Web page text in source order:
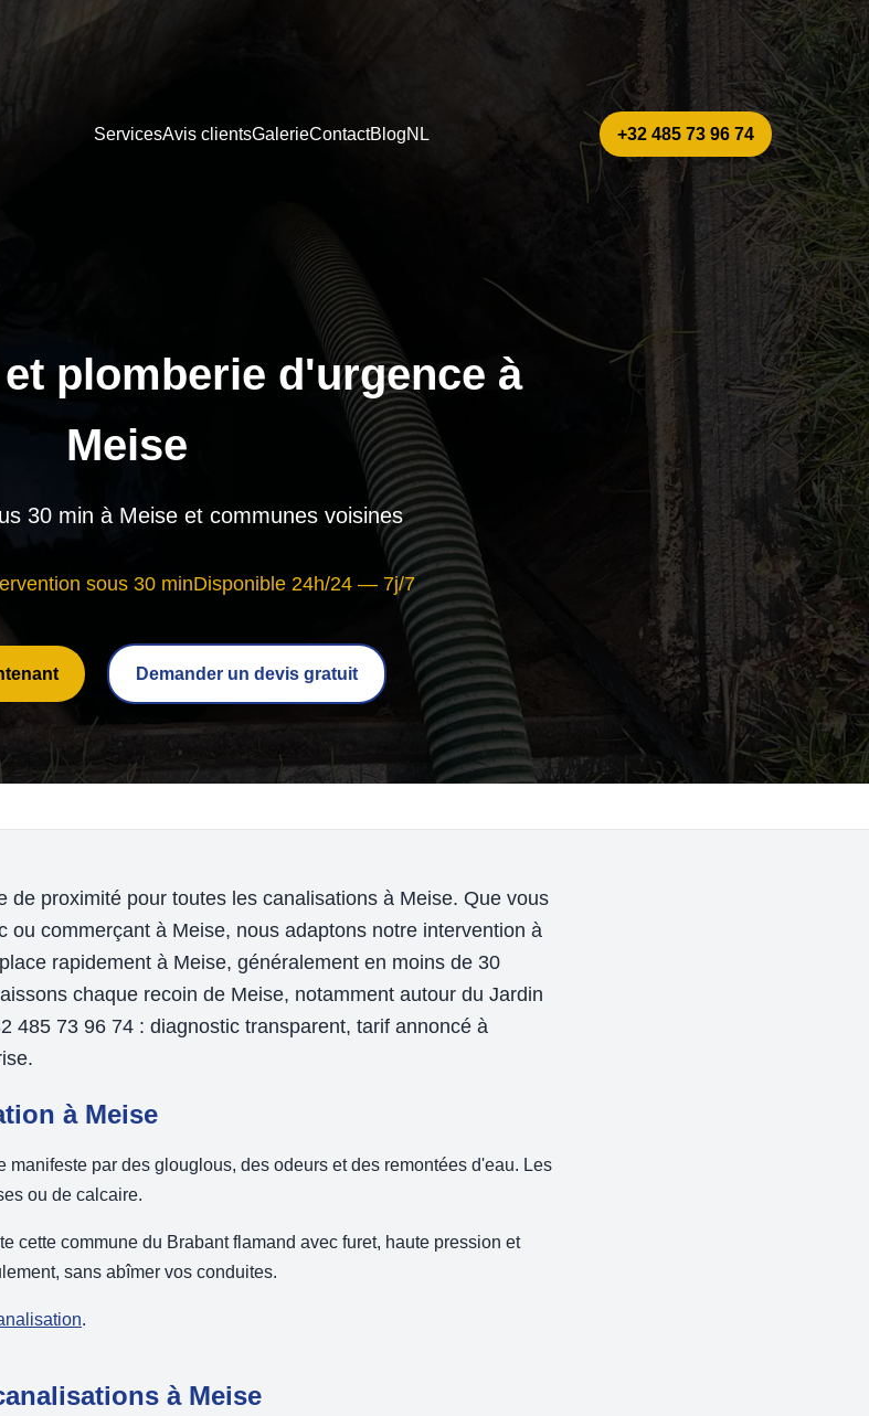
ServicesAvis clientsGalerieContactBlogNL +32 485 73 96 74
plomberie d'urgence à
Meise
30 min à Meise et communes voisines
sous 30 minDisponible 24h/24 — 7j/7
Demander un devis gratuit
de proximité pour toutes les canalisations à Meise. Que vous
ou commerçant à Meise, nous adaptons notre intervention à
rapidement à Meise, généralement en moins de 30
chaque recoin de Meise, notamment autour du Jardin
485 73 96 74 : diagnostic transparent, tarif annoncé à
à Meise
manifeste par des glouglous, des odeurs et des remontées d'eau. Les
ou de calcaire.
cette commune du Brabant flamand avec furet, haute pression et
sans abîmer vos conduites.
.
à Meise